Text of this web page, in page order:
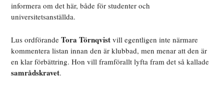
informera om det här, både för studenter och
universitetsanställda.
Lus ordförande Tora Törnqvist vill egentligen inte närmare
kommentera listan innan den är klubbad, men menar att den är
en klar förbättring. Hon vill framförallt lyfta fram det så kallade
samrådskravet.